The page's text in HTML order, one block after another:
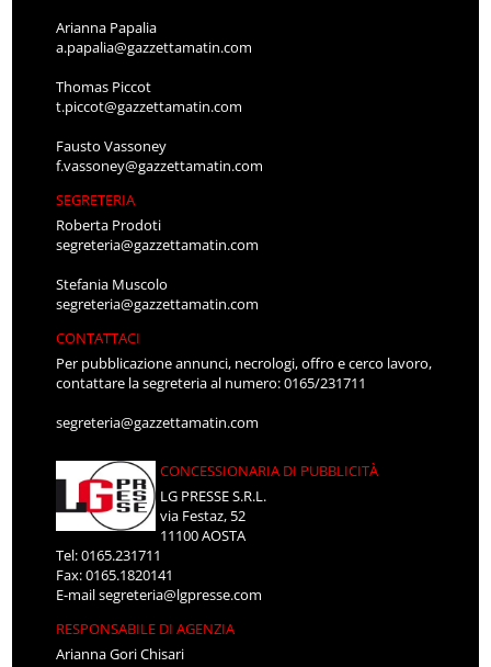
Arianna Papalia
a.papalia@gazzettamatin.com
Thomas Piccot
t.piccot@gazzettamatin.com
Fausto Vassoney
f.vassoney@gazzettamatin.com
SEGRETERIA
Roberta Prodoti
segreteria@gazzettamatin.com
Stefania Muscolo
segreteria@gazzettamatin.com
CONTATTACI
Per pubblicazione annunci, necrologi, offro e cerco lavoro,
contattare la segreteria al numero: 0165/231711
segreteria@gazzettamatin.com
CONCESSIONARIA DI PUBBLICITÀ
LG PRESSE S.R.L.
via Festaz, 52
11100 AOSTA
Tel: 0165.231711
Fax: 0165.1820141
E-mailsegreteria@lgpresse.com
RESPONSABILE DI AGENZIA
Arianna Gori Chisari